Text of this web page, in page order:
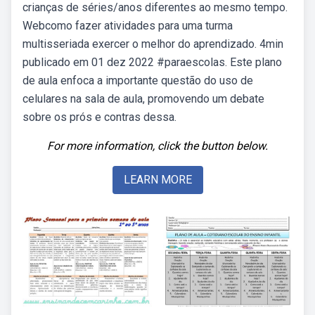
crianças de séries/anos diferentes ao mesmo tempo.
Webcomo fazer atividades para uma turma
multisseriada exercer o melhor do aprendizado. 4min
publicado em 01 dez 2022 #paraescolas. Este plano
de aula enfoca a importante questão do uso de
celulares na sala de aula, promovendo um debate
sobre os prós e contras dessa.
For more information, click the button below.
LEARN MORE